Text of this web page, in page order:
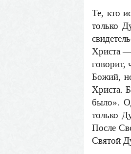
Те, кто
только
Христа
говорит,
Божий,
Христа.
было».
только
После
Святой